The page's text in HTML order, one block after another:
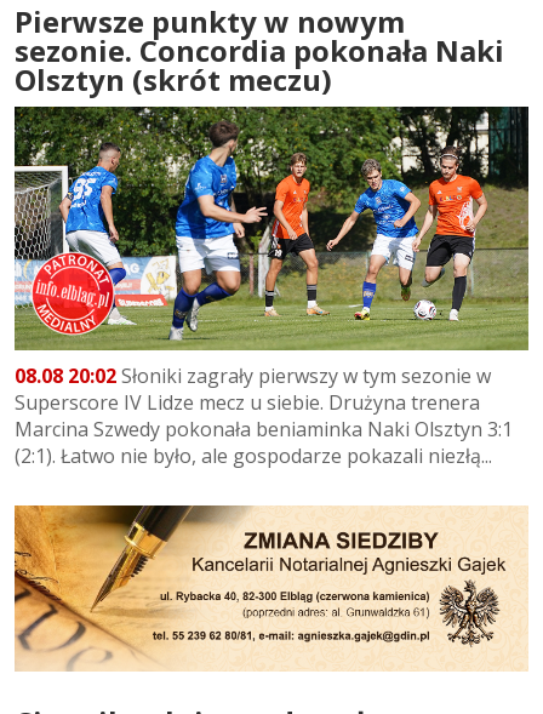
Pierwsze punkty w nowym
sezonie. Concordia pokonała Naki
Olsztyn (skrót meczu)
08.08 20:02Słoniki zagrały pierwszy w tym sezonie w
Superscore IV Lidze mecz u siebie. Drużyna trenera
Marcina Szwedy pokonała beniaminka Naki Olsztyn 3:1
(2:1). Łatwo nie było, ale gospodarze pokazali niezłą...